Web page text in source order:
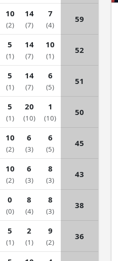
10
(2)
14
(7)
7
(4)
59
5
(1)
14
(7)
10
(1)
52
5
(1)
14
(7)
6
(5)
51
5
(1)
20
(10)
1
(10)
50
10
(2)
6
(3)
6
(5)
45
10
(2)
6
(3)
8
(3)
43
0
(0)
8
(4)
8
(3)
38
5
(1)
2
(1)
9
(2)
36